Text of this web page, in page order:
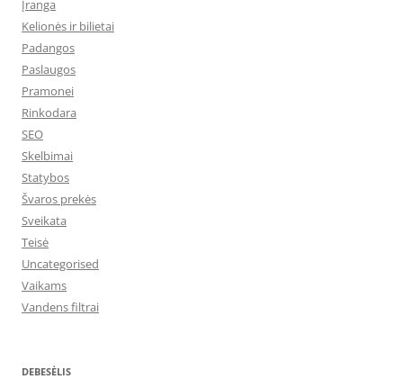
Įranga
Kelionės ir bilietai
Padangos
Paslaugos
Pramonei
Rinkodara
SEO
Skelbimai
Statybos
Švaros prekės
Sveikata
Teisė
Uncategorised
Vaikams
Vandens filtrai
DEBESĖLIS